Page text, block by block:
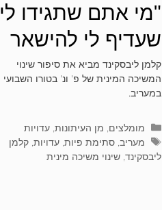
"מי אתם שתגידו לי
שעדיף לי להישאר
במצבי, כשאני לא
רוצה להישאר בו?"
קלמן ליבסקינד מביא את סיפור שינוי
המשיכה המינית של פ' ונ' בטורו השבועי
במעריב.
קטגוריות
מומלצים מן העיתונות, עדויות
תגיות
מעריב סתימת פיות, עדויות, קלמן
ליבסקינד ,שינוי משיכה מינית